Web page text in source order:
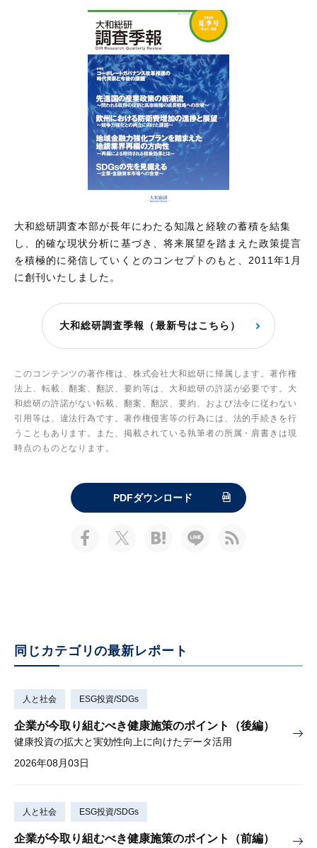
大和総研調査本部が長年にわたる知識と経験の蓄積を結集
し、的確な現状分析に基づき、将来展望を踏まえた政策提言
を積極的に発信していくとのコンセプトのもと、2011年1月
に創刊いたしました。
大和総研調査季報（最新号はこちら）
このコンテンツの著作権は、株式会社大和総研に帰属します。著作権
法上、転載、翻案、翻訳、要約等は、大和総研の許諾が必要です。大
和総研の許諾がない転載、翻案、翻訳、要約、および法令に従わない
引用等は、違法行為です。著作権侵害等の行為には、法的手続きを行
うこともあります。また、掲載されている執筆者の所属・肩書きは現
時点のものとなります。
PDFダウンロード
同じカテゴリの最新レポート
人と社会 ESG投資/SDGs
企業が今取り組むべき健康施策のポイント（後編）
健康投資の拡大と実効性向上に向けたデータ活用
2026年08月03日
人と社会 ESG投資/SDGs
企業が今取り組むべき健康施策のポイント（前編）